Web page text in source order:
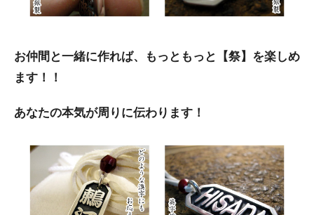
お仲間と一緒に作れば、もっともっと【祭】を楽しめ
ます！！
あなたの本気が周りに伝わります！